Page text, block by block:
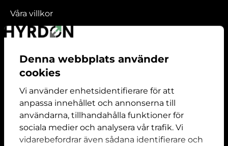
Denna webbplats använder
cookies
Vi använder enhetsidentifierare för att
anpassa innehållet och annonserna till
användarna, tillhandahålla funktioner för
sociala medier och analysera vår trafik. Vi
vidarebefordrar även sådana identifierare och
Våra villkor
Wear & Tear Guide
Våra anläggningar
Kontaktuppgifter
Mån-fre 09:00-18:00 Lördag 10:00 -16:00 Strängnäs
08 24 65 00